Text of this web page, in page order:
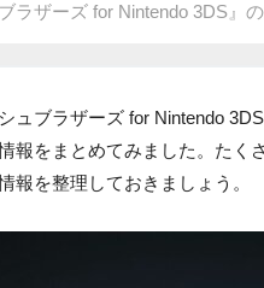
ラザーズ for Nintendo 3DS』
ュブラザーズ for Nintendo
報をまとめてみました。たく
報を整理しておきましょう。